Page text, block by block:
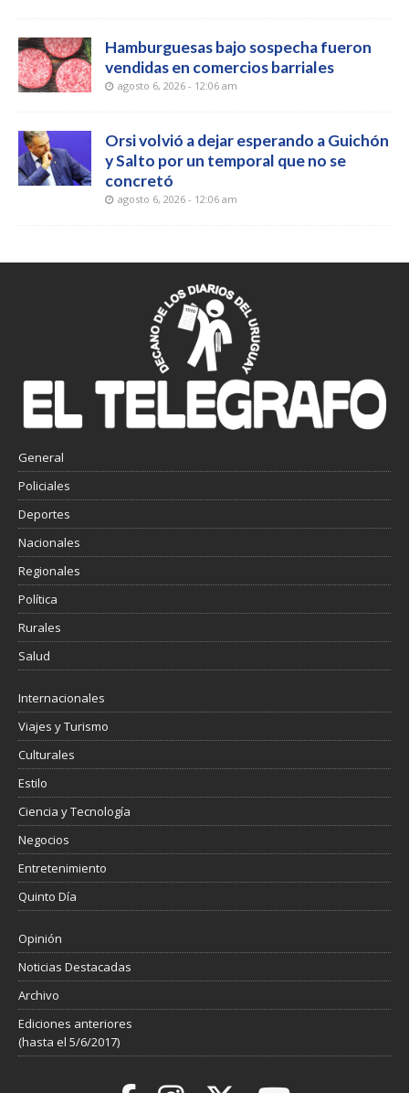
Hamburguesas bajo sospecha fueron
vendidas en comercios barriales
agosto 6, 2026 - 12:06 am
Orsi volvió a dejar esperando a Guichón
y Salto por un temporal que no se
concretó
agosto 6, 2026 - 12:06 am
General
Policiales
Deportes
Nacionales
Regionales
Política
Rurales
Salud
Internacionales
Viajes y Turismo
Culturales
Estilo
Ciencia y Tecnología
Negocios
Entretenimiento
Quinto Día
Opinión
Noticias Destacadas
Archivo
Ediciones anteriores
(hasta el 5/6/2017)